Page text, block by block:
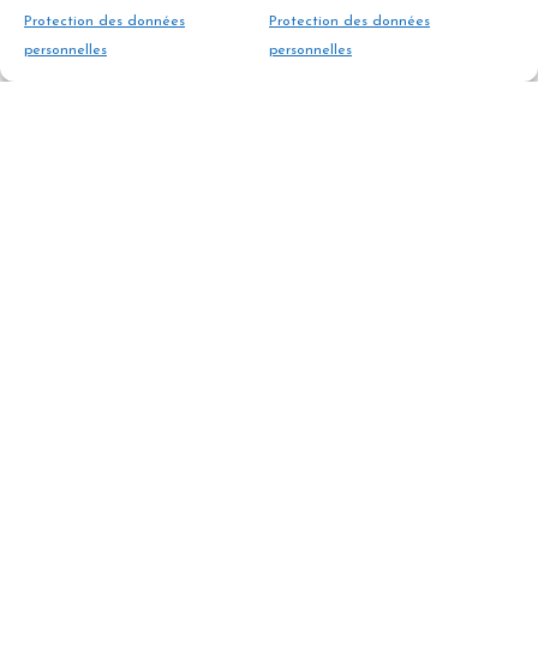
Protection des données
personnelles
Protection des données
personnelles